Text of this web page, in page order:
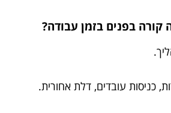
כניסות עובדים, דלת אחורית.